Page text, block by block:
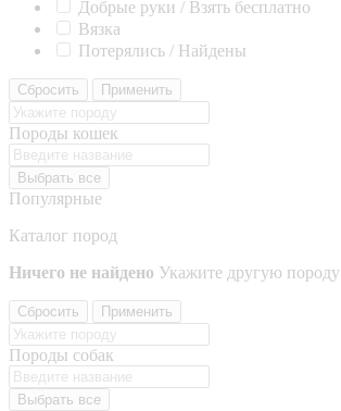
Добрые руки / Взять бесплатно
Вязка
Потерялись / Найдены
Сбросить Применить
Породы кошек
Выбрать все
Популярные
Каталог пород
Ничего не найдено Укажите другую породу
Сбросить Применить
Породы собак
Выбрать все